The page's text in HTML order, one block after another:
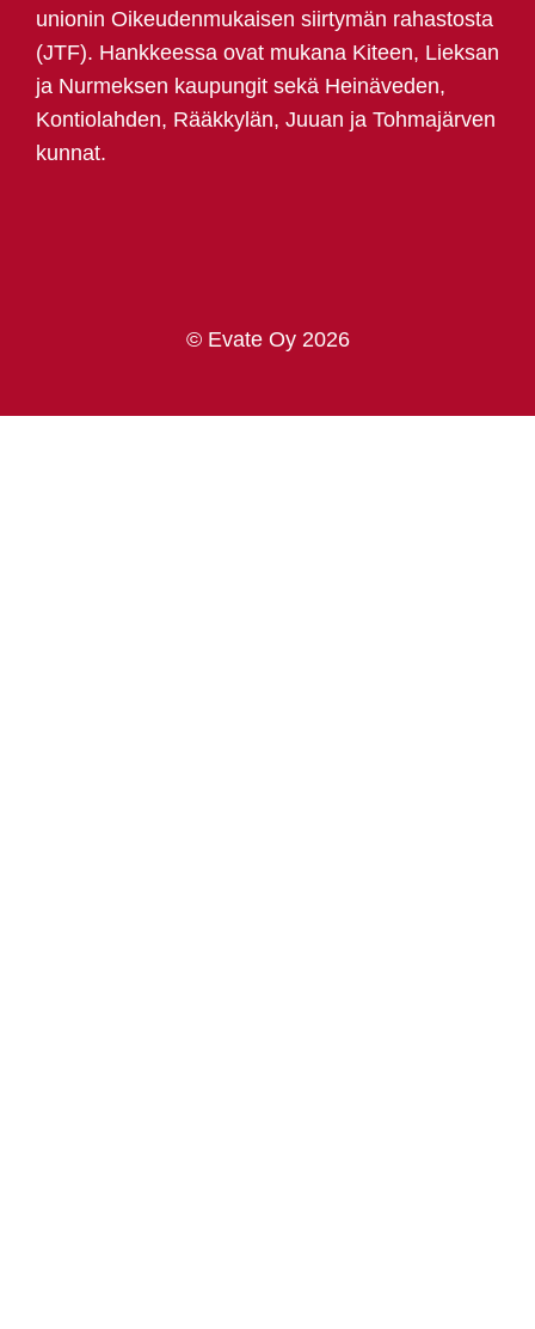
unionin Oikeudenmukaisen siirtymän rahastosta
(JTF). Hankkeessa ovat mukana Kiteen, Lieksan
ja Nurmeksen kaupungit sekä Heinäveden,
Kontiolahden, Rääkkylän, Juuan ja Tohmajärven
kunnat.
© Evate Oy 2026